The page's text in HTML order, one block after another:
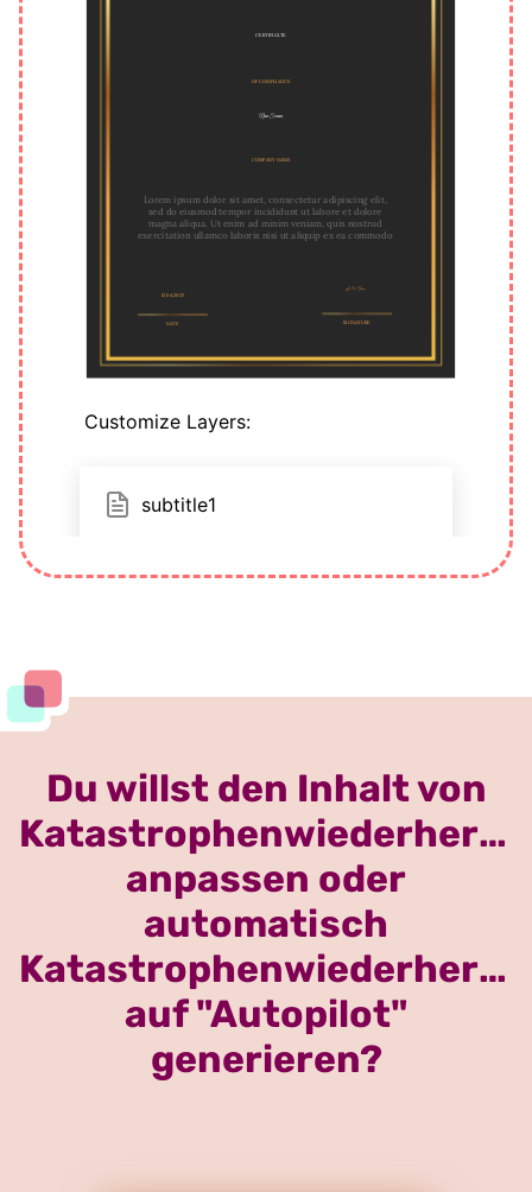
Du willst den Inhalt von
anpassen oder
automatisch
auf "Autopilot"
generieren?